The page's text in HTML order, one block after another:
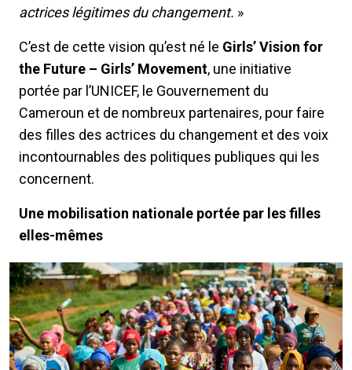
actrices légitimes du changement. »
C’est de cette vision qu’est né le Girls’ Vision for
the Future – Girls’ Movement, une initiative
portée par l’UNICEF, le Gouvernement du
Cameroun et de nombreux partenaires, pour faire
des filles des actrices du changement et des voix
incontournables des politiques publiques qui les
concernent.
Une mobilisation nationale portée par les filles
elles-mêmes